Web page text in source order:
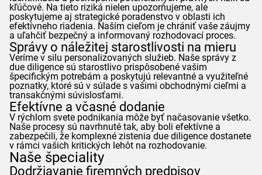
kľúčové. Na tieto riziká nielen upozorňujeme, ale
poskytujeme aj strategické poradenstvo v oblasti ich
efektívneho riadenia. Naším cieľom je chrániť vaše záujmy
a uľahčiť bezpečný a informovaný rozhodovací proces.
Správy o náležitej starostlivosti na mieru
Veríme v silu personalizovaných služieb. Naše správy z
due diligence sú starostlivo prispôsobené vašim
špecifickým potrebám a poskytujú relevantné a využiteľné
poznatky, ktoré sú v súlade s vašimi obchodnými cieľmi a
transakčnými súvislosťami.
Efektívne a včasné dodanie
V rýchlom svete podnikania môže byť načasovanie všetko.
Naše procesy sú navrhnuté tak, aby boli efektívne a
zabezpečili, že komplexné zistenia due diligence dostanete
v rámci vašich kritických lehôt na rozhodovanie.
Naše špeciality
Dodržiavanie firemných predpisov